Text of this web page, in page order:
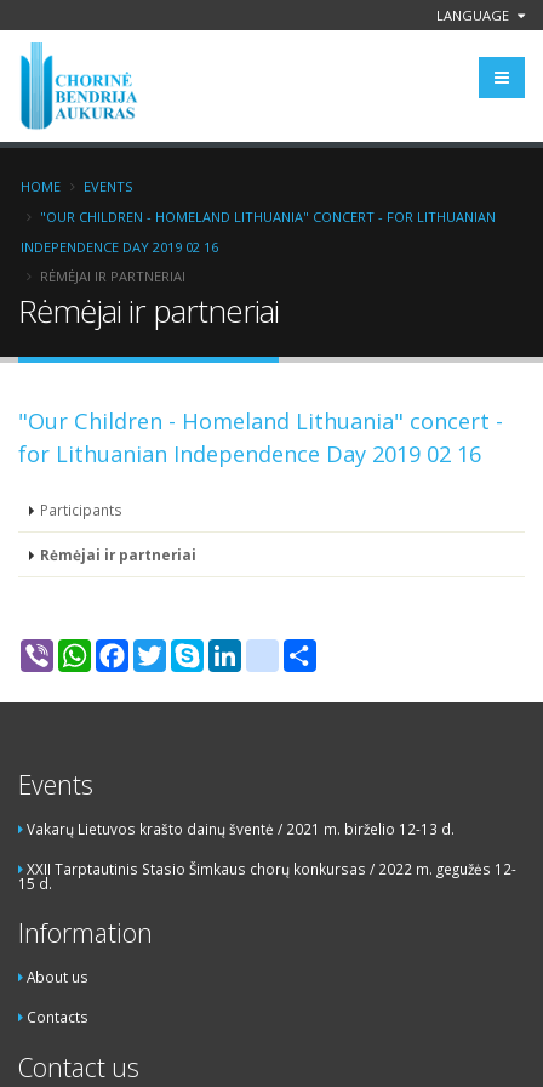
LANGUAGE
HOME
EVENTS
"OUR CHILDREN - HOMELAND LITHUANIA" CONCERT - FOR LITHUANIAN
INDEPENDENCE DAY 2019 02 16
RĖMĖJAI IR PARTNERIAI
Rėmėjai ir partneriai
"Our Children - Homeland Lithuania" concert -
for Lithuanian Independence Day 2019 02 16
Participants
Rėmėjai ir partneriai
Viber WhatsAppFacebook
TwitterSkypeLinkedIngoogle_bookmarks
Events
Vakarų Lietuvos krašto dainų šventė / 2021 m. birželio 12-13 d.
XXII Tarptautinis Stasio Šimkaus chorų konkursas / 2022 m. gegužės 12-
15 d.
Information
About us
Contacts
Contact us